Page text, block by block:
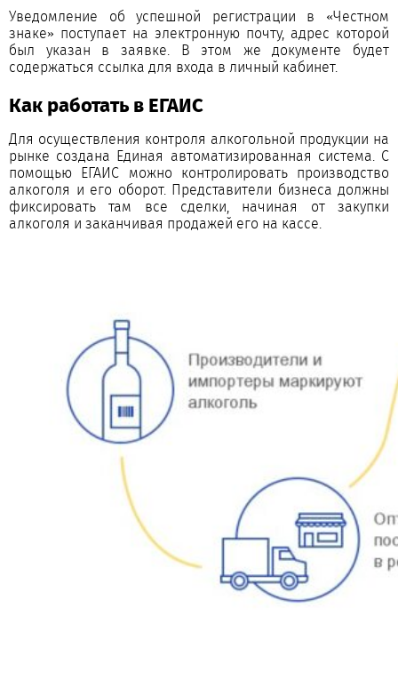
Уведомление об успешной регистрации в «Честном
знаке» поступает на электронную почту, адрес которой
был указан в заявке. В этом же документе будет
содержаться ссылка для входа в личный кабинет.
Как работать в ЕГАИС
Для осуществления контроля алкогольной продукции на
рынке создана Единая автоматизированная система. С
помощью ЕГАИС можно контролировать производство
алкоголя и его оборот. Представители бизнеса должны
фиксировать там все сделки, начиная от закупки
алкоголя и заканчивая продажей его на кассе.